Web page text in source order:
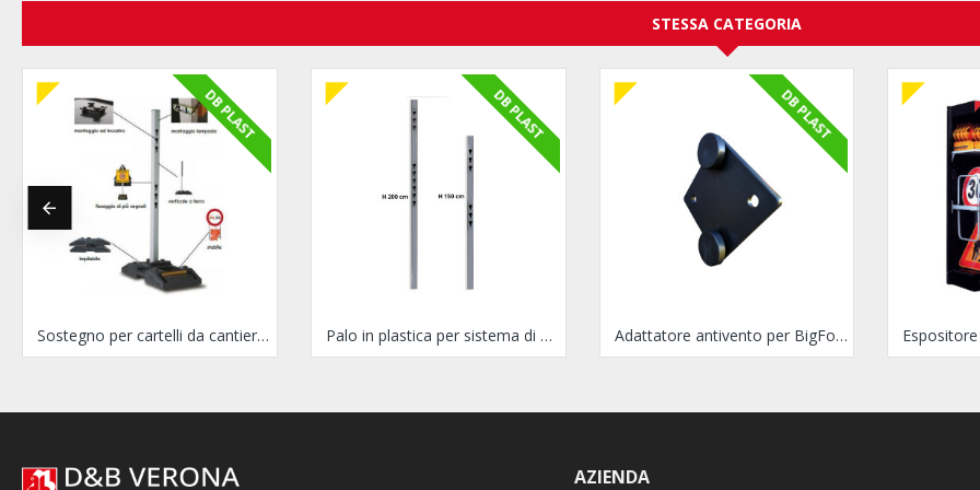
STESSA CATEGORIA
DB PLAST
Sostegno per cartelli da cantiere BIGFOOT
DB PLAST
Palo in plastica per sistema di sostegno Bigfoot
DB PLAST
Adattatore antivento per BigFoot
AZIENDA